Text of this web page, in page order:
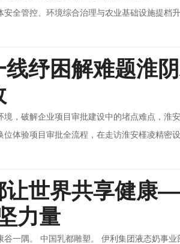
安全管控、环境综合治理与农业基础设施提档
线纾困解难题淮
境，破解企业项目审批建设中的堵点难点，淮
位体验项目审批全流程，在走访淮安槿凌精密
让世界共享健康
力量
谷一隅。 中国乳都雕塑。 伊利集团液态奶事